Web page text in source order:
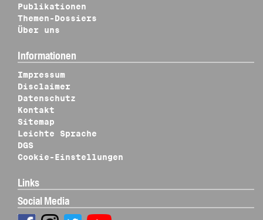
Publikationen
Themen-Dossiers
Über uns
Informationen
Impressum
Disclaimer
Datenschutz
Kontakt
Sitemap
Leichte Sprache
DGS
Cookie-Einstellungen
Links
Social Media